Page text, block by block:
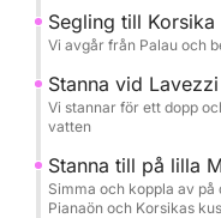
i lugn och ro.
Segling till Korsika
Vi avgår från Palau och
Stanna vid Lavezzi
Vi stannar för ett dopp
vatten
Stanna till på lilla
Simma och koppla av
Pianaön och Korsikas